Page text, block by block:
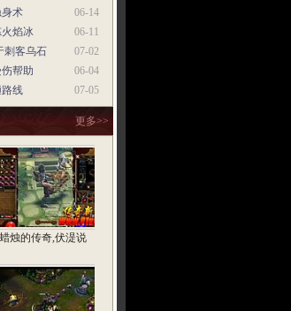
06-14
术
06-11
焰冰
07-02
刺客乌石
06-04
帮助
07-05
线
更多>>
烛的传奇,伏湜说